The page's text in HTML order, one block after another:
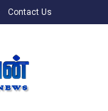
Contact Us